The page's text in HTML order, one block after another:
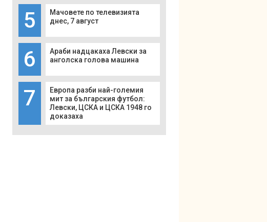
5
Мачовете по телевизията
днес, 7 август
6
Араби надцакаха Левски за
анголска голова машина
7
Европа разби най-големия
мит за българския футбол:
Левски, ЦСКА и ЦСКА 1948 го
доказаха